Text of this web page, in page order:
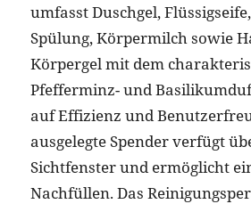
umfasst Duschgel,
Spülung, Körpermilch sowie
Körpergel mit dem
Pfefferminz- und
auf Effizienz und
ausgelegte Spender verfügt
Sichtfenster und ermöglicht
Nachfüllen. Das